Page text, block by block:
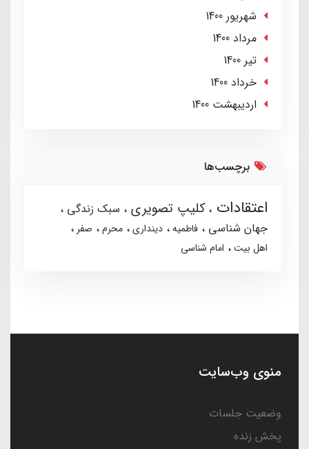
شهریور 1400
مرداد 1400
تير 1400
خرداد 1400
ارديبهشت 1400
برچسب‌ها
اعتقادات کلیپ تصویری
سبک زندگی
جهان شناسی
فاطمیه دینداری محرم
صفر
اهل بیت
امام شناسی
منوی وب‌سایت
وضعیت جلسات
پخش زنده